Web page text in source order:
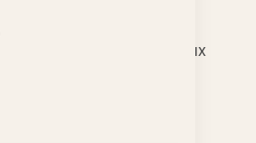
знайомства для серйозних